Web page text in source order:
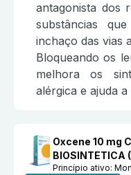
antagonista dos
substâncias
inchaço das vias
Bloqueando os
melhora os
alérgica e ajuda
Oxcene 10 mg
BIOSINTETICA
Princípio ativo: